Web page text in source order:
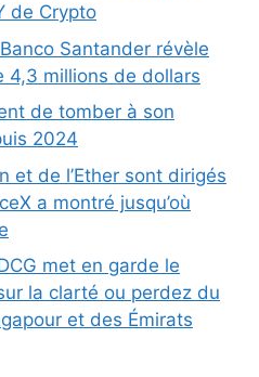
de Crypto
Santander révèle
4,3 millions de dollars
de tomber à son
2024
et de l’Ether sont dirigés
a montré jusqu’où
met en garde le
la clarté ou perdez du
et des Émirats